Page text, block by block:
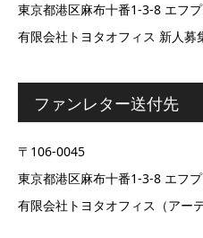
東京都港区麻布十番1-3-8 エフ
有限会社トヨタオフィス 新人募
ファンレター送付先
〒106-0045
東京都港区麻布十番1-3-8 エフ
有限会社トヨタオフィス（アー